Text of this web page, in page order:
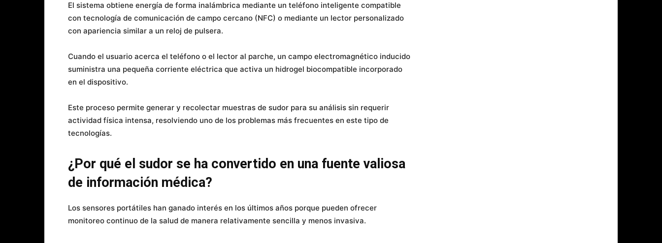
El sistema obtiene energía de forma inalámbrica mediante un teléfono inteligente compatible
con tecnología de comunicación de campo cercano (NFC) o mediante un lector personalizado
con apariencia similar a un reloj de pulsera.
Cuando el usuario acerca el teléfono o el lector al parche, un campo electromagnético inducido
suministra una pequeña corriente eléctrica que activa un hidrogel biocompatible incorporado
en el dispositivo.
Este proceso permite generar y recolectar muestras de sudor para su análisis sin requerir
actividad física intensa, resolviendo uno de los problemas más frecuentes en este tipo de
tecnologías.
¿Por qué el sudor se ha convertido en una fuente valiosa
de información médica?
Los sensores portátiles han ganado interés en los últimos años porque pueden ofrecer
monitoreo continuo de la salud de manera relativamente sencilla y menos invasiva.